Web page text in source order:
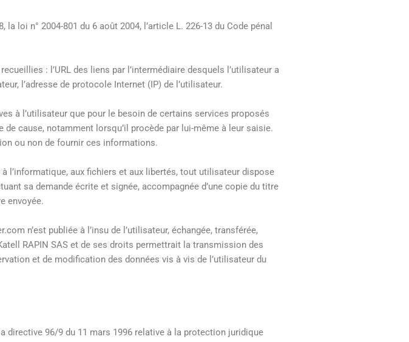
loi n° 2004-801 du 6 août 2004, l’article L. 226-13 du Code pénal
: l’URL des liens par l’intermédiaire desquels l’utilisateur a
l’adresse de protocole Internet (IP) de l’utilisateur.
à l’utilisateur que pour le besoin de certains services proposés
cause, notamment lorsqu’il procède par lui-même à leur saisie.
ou non de fournir ces informations.
l’informatique, aux fichiers et aux libertés, tout utilisateur dispose
sa demande écrite et signée, accompagnée d’une copie du titre
envoyée.
n’est publiée à l’insu de l’utilisateur, échangée, transférée,
RAPIN SAS et de ses droits permettrait la transmission des
et de modification des données vis à vis de l’utilisateur du
96/9 du 11 mars 1996 relative à la protection juridique